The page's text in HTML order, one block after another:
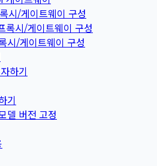
시/게이트웨이 구성
시/게이트웨이 구성
시/게이트웨이 구성
하기
기
델 버전 고정